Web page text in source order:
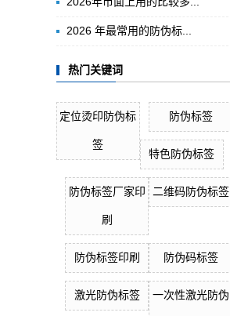
2026 年最常用的防伪标...
热门关键词
定位烫印防伪标
签
防伪标签
特色防伪标签
防伪标签厂家印
刷
二维码防伪标签
防伪标签印刷 防伪码标签
激光防伪标签 一次性激光防伪